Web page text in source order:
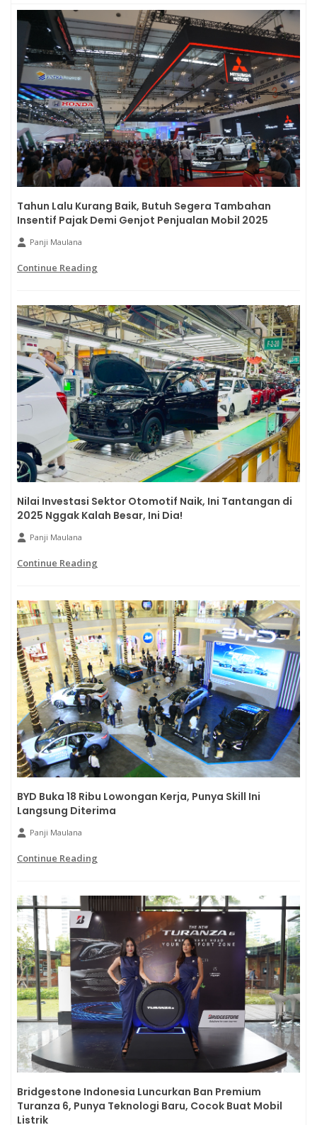
Tahun Lalu Kurang Baik, Butuh Segera Tambahan
Insentif Pajak Demi Genjot Penjualan Mobil 2025
Panji Maulana
Continue Reading
Nilai Investasi Sektor Otomotif Naik, Ini Tantangan di
2025 Nggak Kalah Besar, Ini Dia!
Panji Maulana
Continue Reading
BYD Buka 18 Ribu Lowongan Kerja, Punya Skill Ini
Langsung Diterima
Panji Maulana
Continue Reading
Bridgestone Indonesia Luncurkan Ban Premium
Turanza 6, Punya Teknologi Baru, Cocok Buat Mobil
Listrik